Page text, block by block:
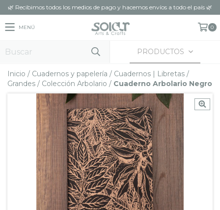
🌿 Recibimos todos los medios de pago y hacemos envíos a todo el país 🌿
MENÚ 0
PRODUCTOS
Inicio / Cuadernos y papelería / Cuadernos | Libretas /
Grandes / Colección Arbolario / Cuaderno Arbolario Negro